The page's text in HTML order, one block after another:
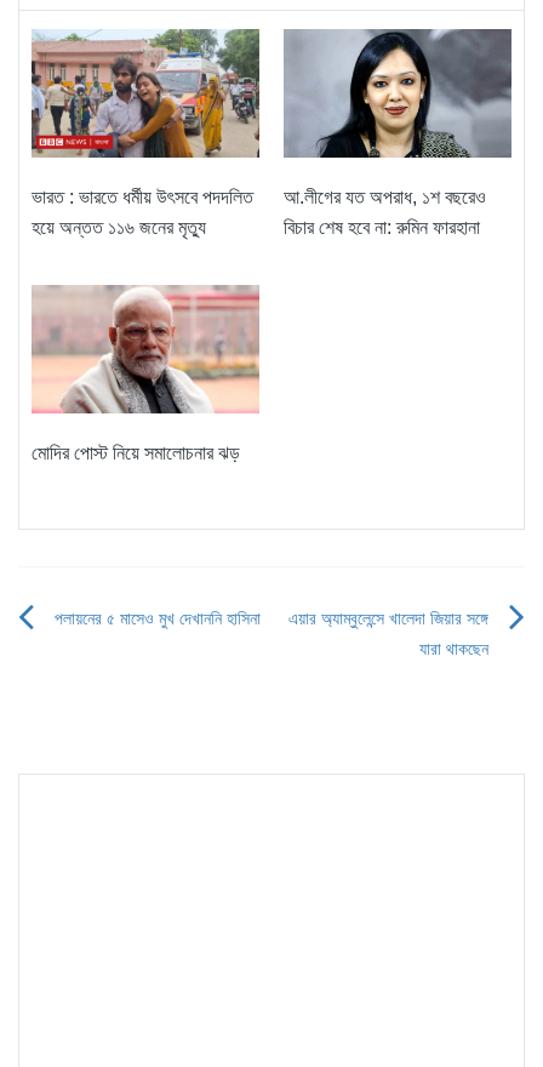
ভারত : ভারতে ধর্মীয় উৎসবে পদদলিত
হয়ে অন্তত ১১৬ জনের মৃত্যু
আ.লীগের যত অপরাধ, ১শ বছরেও
বিচার শেষ হবে না: রুমিন ফারহানা
মোদির পোস্ট নিয়ে সমালোচনার ঝড়
পলায়নের ৫ মাসেও মুখ দেখাননি হাসিনা
এয়ার অ্যাম্বুলেন্সে খালেদা জিয়ার সঙ্গে
যারা থাকছেন